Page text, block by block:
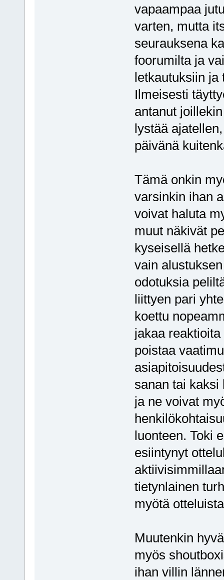
vapaampaa
varten, mutta
seurauksena
foorumilta ja
letkautuksiin ja
Ilmeisesti
antanut
lystää
päivänä
Tämä onkin
varsinkin ihan
voivat haluta
muut näkivät
kyseisellä
vain
odotuksia
liittyen pari
koettu
jakaa
poistaa
sanan tai kaksi
ja ne voivat
luonteen. Toki
esiintynyt
tietynlainen
myötä
Muutenkin
myös
ihan villin